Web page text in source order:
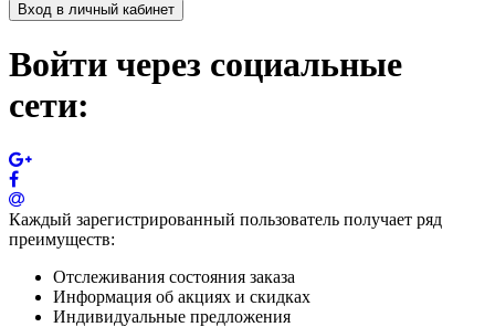
Вход в личный кабинет
Войти через социальные
сети:
Каждый зарегистрированный пользователь получает ряд
преимуществ:
Отслеживания состояния заказа
Информация об акциях и скидках
Индивидуальные предложения